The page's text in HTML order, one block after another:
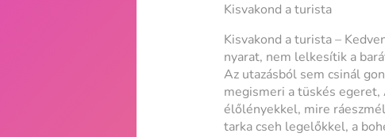
Kisvakond a turista
Kisvakond a turista –
nyarat, nem lelkesítik a
Az utazásból sem csinál
megismeri a tüskés
élőlényekkel, mire
tarka cseh legelőkkel, a